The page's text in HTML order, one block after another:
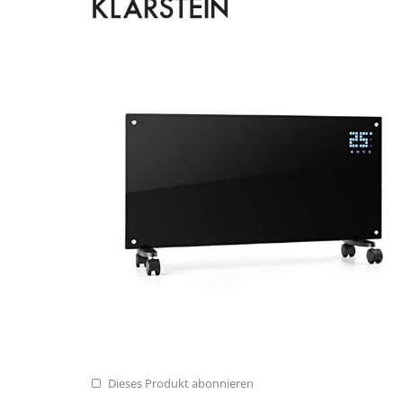
Dieses Produkt abonnieren